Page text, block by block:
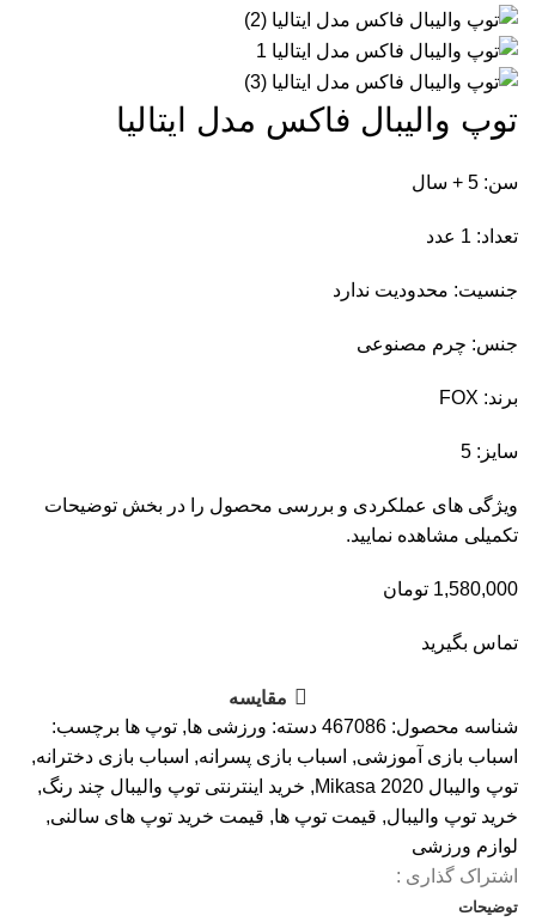
توپ والیبال فاکس مدل ایتالیا
سن: 5 + سال
تعداد: 1 عدد
جنسیت: محدودیت ندارد
جنس: چرم مصنوعی
برند: FOX
سایز: 5
ویژگی های عملکردی و بررسی محصول را در بخش توضیحات
تکمیلی مشاهده نمایید.
1,580,000 تومان
تماس بگیرید
مقایسه
شناسه محصول: 467086 دسته: ورزشی ها, توپ ها برچسب:
اسباب بازی آموزشی, اسباب بازی پسرانه, اسباب بازی دخترانه,
توپ والیبال Mikasa 2020
, خرید اینترنتی توپ والیبال چند رنگ,
خرید توپ والیبال, قیمت توپ ها, قیمت خرید توپ های سالنی,
لوازم ورزشی
اشتراک گذاری :
توضیحات